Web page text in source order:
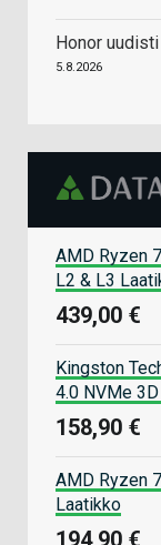
Honor
5.8.2026
AMD Ryzen
L2 & L3
439,00 €
Kingston
4.0 NVMe
158,90 €
AMD Ryzen
Laatikko
194,90 €